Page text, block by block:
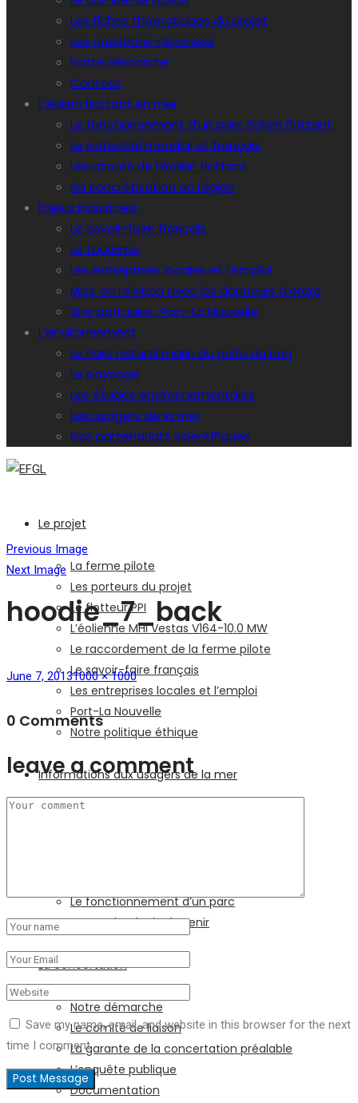
Les fiches thématiques du projet
Les questions-réponses
Notre démarche
Contact
L’éolien flottant en mer
Le fonctionnement d’un parc éolien flottant
Le potentiel mondial et français
Les atouts de l’éolien flottant
Sa concrétisation en région
Enjeux industriels
Le savoir-faire français
Le tourisme
Les entreprises locales et l’emploi
Mise en relation avec les donneurs d’ordre
Site portuaire : Port-La Nouvelle
L’environnement
Le Parc naturel marin du golfe du Lion
Le paysage
Les études environnementales
Les usagers de la mer
Nos partenariats scientifiques
Le projet
La ferme pilote
Les porteurs du projet
Le flotteur PPI
L’éolienne MHI Vestas V164-10.0 MW
Le raccordement de la ferme pilote
Le savoir-faire français
Les entreprises locales et l’emploi
Port-La Nouvelle
Notre politique éthique
Informations aux usagers de la mer
Le fonctionnement d’un parc
Une technologie d’avenir
La concertation
Notre démarche
Le comité de liaison
La garante de la concertation préalable
L’enquête publique
Documentation
Previous Image
Next Image
hoodie_7_back
Posted
June 7, 2013Full
size
1000 × 1000
0 Comments
leave a comment
Save my name, email, and website in this browser for the next
time I comment.